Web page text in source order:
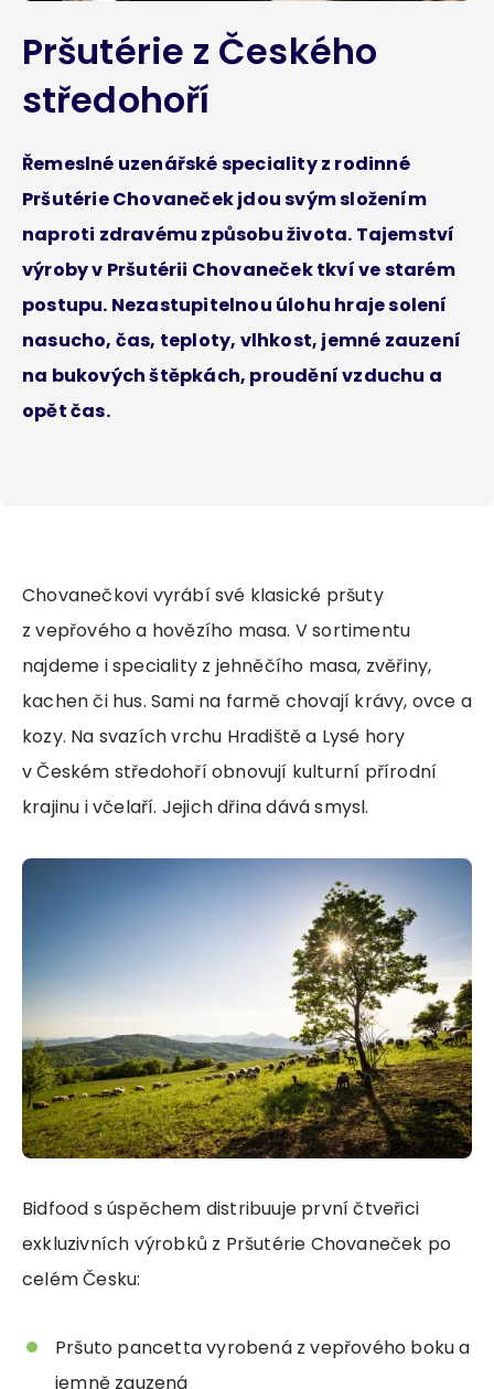
Pršutérie z Českého
středohoří
Řemeslné uzenářské speciality z rodinné
Pršutérie Chovaneček jdou svým složením
naproti zdravému způsobu života. Tajemství
výroby v Pršutérii Chovaneček tkví ve starém
postupu. Nezastupitelnou úlohu hraje solení
nasucho, čas, teploty, vlhkost, jemné zauzení
na bukových štěpkách, proudění vzduchu a
opět čas.
Chovanečkovi vyrábí své klasické pršuty
z vepřového a hovězího masa. V sortimentu
najdeme i speciality z jehněčího masa, zvěřiny,
kachen či hus. Sami na farmě chovají krávy, ovce a
kozy. Na svazích vrchu Hradiště a Lysé hory
v Českém středohoří obnovují kulturní přírodní
krajinu i včelaří. Jejich dřina dává smysl.
Bidfood s úspěchem distribuuje první čtveřici
exkluzivních výrobků z Pršutérie Chovaneček po
celém Česku:
Pršuto pancetta vyrobená z vepřového boku a
jemně zauzená